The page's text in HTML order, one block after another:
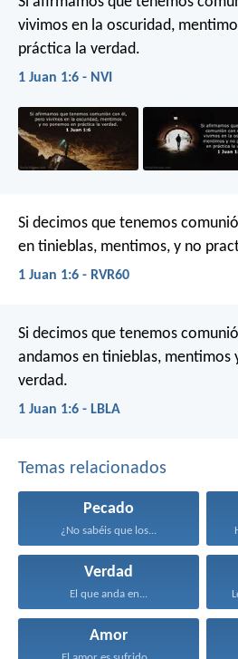
vivimos en la oscuridad,
práctica la verdad.
1 Juan 1:6 - NVI
Si decimos que tenemos
en tinieblas, mentimos, y no
1 Juan 1:6 - RVR60
Si decimos que tenemos
andamos en tinieblas, mentimos
verdad.
1 Juan 1:6 - LBLA
Temas relacionados
Pecado
¿No sabéis que los...
Verdad
El que anda en...
Amor